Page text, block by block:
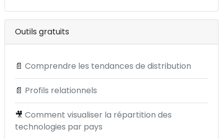
Outils gratuits
📄 Comprendre les tendances de distribution
📄 Profils relationnels
🎥 Comment visualiser la répartition des
technologies par pays